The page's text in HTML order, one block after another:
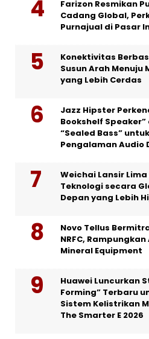
Farizon Resmikan
Cadang Global,
Purnajual di Pasar
Konektivitas
Susun Arah Menuju
yang Lebih Cerdas
Jazz Hipster
Bookshelf
“Sealed Bass”
Pengalaman Audio
Weichai Lansir
Teknologi secara
Depan yang Lebih
Novo Tellus
NRFC,
Mineral Equipment
Huawei Luncurkan
Forming” Terbaru
Sistem Kelistrikan
The Smarter E 2026